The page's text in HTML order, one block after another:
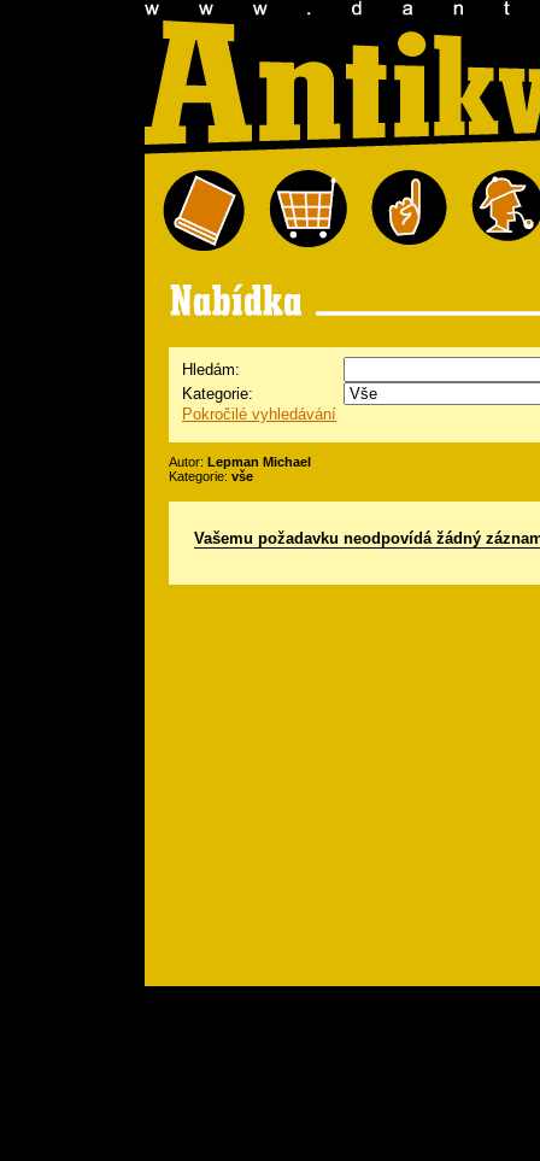
Hledám:
Kategorie:
Pokročilé vyhledávání
Autor: Lepman Michael
Kategorie: vše
Vašemu požadavku neodpovídá žádný